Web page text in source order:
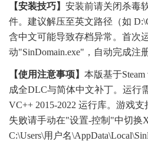
【安装技巧】 安装前请关闭杀毒
件。建议解压至英文路径（如
含中文可能导致存档异常。首次
动"SinDomain.exe"，自动完成注
【使用注意事项】 本版基于
成全DLC与简体中文补丁。运行
VC++ 2015-2022 运行库。游戏
失败请手动在"设置-控制"中切换
C:\Users\用户名